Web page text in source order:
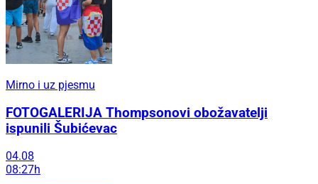
Mirno i uz pjesmu
FOTOGALERIJA Thompsonovi obožavatelji
ispunili Šubićevac
04.08
08:27h